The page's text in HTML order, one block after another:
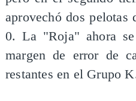
aprovechó dos pelotas
0. La "Roja" ahora se
margen de error de
restantes en el Grupo